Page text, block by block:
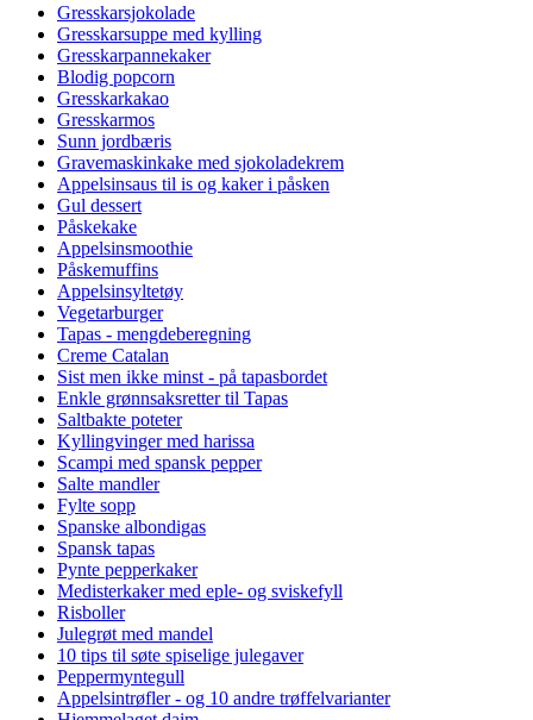
Gresskarsjokolade
Gresskarsuppe med kylling
Gresskarpannekaker
Blodig popcorn
Gresskarkakao
Gresskarmos
Sunn jordbæris
Gravemaskinkake med sjokoladekrem
Appelsinsaus til is og kaker i påsken
Gul dessert
Påskekake
Appelsinsmoothie
Påskemuffins
Appelsinsyltetøy
Vegetarburger
Tapas - mengdeberegning
Creme Catalan
Sist men ikke minst - på tapasbordet
Enkle grønnsaksretter til Tapas
Saltbakte poteter
Kyllingvinger med harissa
Scampi med spansk pepper
Salte mandler
Fylte sopp
Spanske albondigas
Spansk tapas
Pynte pepperkaker
Medisterkaker med eple- og sviskefyll
Risboller
Julegrøt med mandel
10 tips til søte spiselige julegaver
Peppermyntegull
Appelsintrøfler - og 10 andre trøffelvarianter